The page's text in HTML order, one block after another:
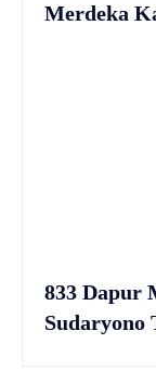
Merdeka
833 Dapur
Sudaryono